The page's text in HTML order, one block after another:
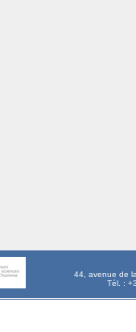
44, avenue de
Tél. :